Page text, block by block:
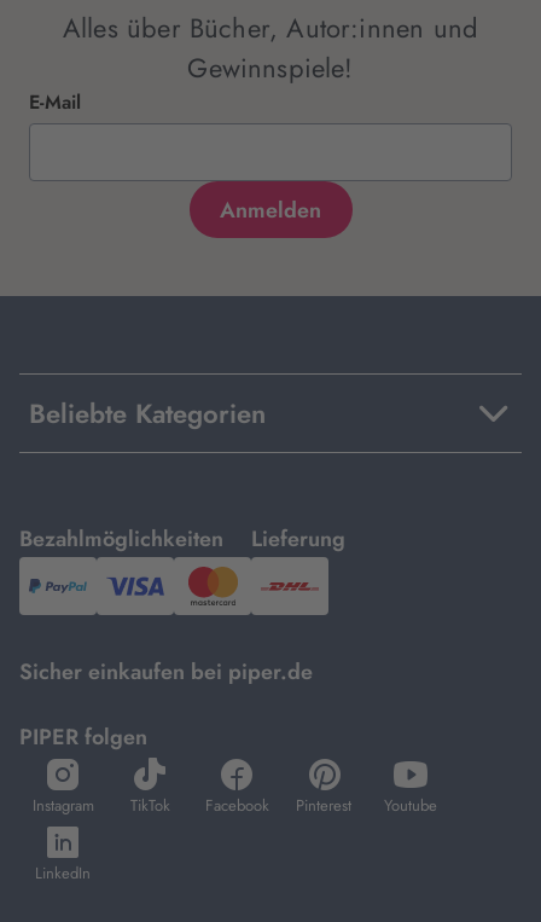
Alles über Bücher, Autor:innen und
Gewinnspiele!
E-Mail
Beliebte Kategorien
Bezahlmöglichkeiten
mit
PayPal,Visa
und
Lieferung
mit
DHL.
Sicher einkaufen bei piper.de
PIPER folgen
Instagram
öffnet
in
neuem
Tab
TikTok
öffnet
in
Facebook
öffnet
in
Pinterest
öffnet
in
Youtube
öffnet
in
LinkedIn
öffnet
in